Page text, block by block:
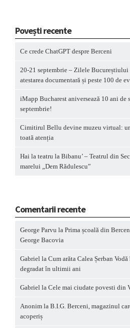
Povești recente
Ce crede ChatGPT despre Berceni
20-21 septembrie – Zilele Bucureștiului
atestarea documentară și peste 100 de
iMapp Bucharest aniversează 10 ani de
septembrie!
Cimitirul Bellu devine muzeu virtual:
toată atenția
Hai la teatru la Bibanu’ – Teatrul din
marelui „Dem Rădulescu”
Comentarii recente
George Parvu la Prima școală din
George Bacovia
Gabriel la Cum arăta Calea Șerban
degradat în ultimii ani
Gabriel la Cele mai ciudate povesti din
Anonim la B.I.G. Berceni, magazinul
acoperiș